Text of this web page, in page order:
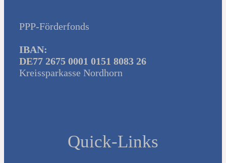
PPP-Förderfonds
IBAN:
DE77 2675 0001 0151 8083 26
Kreissparkasse Nordhorn
Quick-Links